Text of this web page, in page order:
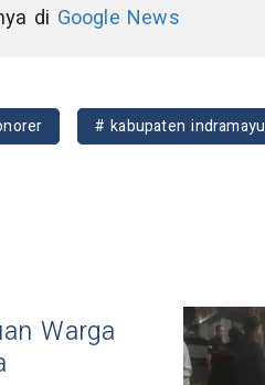
di Google News
# kabupaten indramayu
Warga